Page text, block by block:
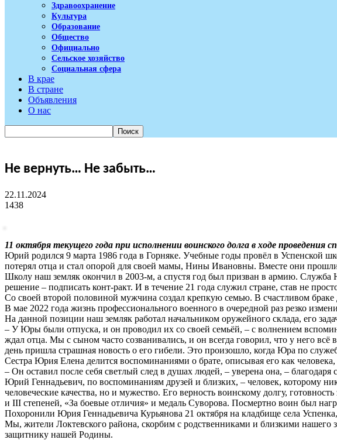
Здравоохранение
Культура
Образование
Общество
Официально
Сельское хозяйство
Социальная сфера
В крае
В стране
Объявления
О нас
Не вернуть… Не забыть…
22.11.2024
1438
11 октября текущего года при исполнении воинского долга в ходе
Юрий родился 9 марта 1986 года в Горняке. Учебные годы провёл в Успенской
потерял отца и стал опорой для своей мамы, Нины Ивановны. Вместе они прошли
Школу наш земляк окончил в 2003-м, а спустя год был призван в армию.
решение – подписать конт-ракт. И в течение 21 года служил стране, став не
Со своей второй половиной мужчина создал крепкую семью. В счастливом
В мае 2022 года жизнь профессионального военного в очередной раз резко
На данной позиции наш земляк работал начальником оружейного склада, его
– У Юры были отпуска, и он проводил их со своей семьёй, – с волнением
ждал отца. Мы с сыном часто созванивались, и он всегда говорил, что у него
день пришла страшная новость о его гибели. Это произошло, когда Юра по
Сестра Юрия Елена делится воспоминаниями о брате, описывая его как человека,
– Он оставил после себя светлый след в душах людей, – уверена она, –
Юрий Геннадьевич, по воспоминаниям друзей и близких, – человек, которому
человеческие качества, но и мужество. Его верность воинскому долгу,
и III степеней, «За боевые отличия» и медаль Суворова. Посмертно воин был
Похоронили Юрия Геннадьевича Курьянова 21 октября на кладбище села
Мы, жители Локтевского района, скорбим с родственниками и близкими нашего
защитнику нашей Родины.